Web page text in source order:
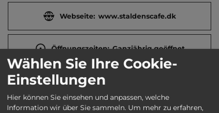
Webseite: www.staldenscafe.dk
Öffnungszeiten: Ganzjährig geöffnet
Telefon:
Wählen Sie Ihre Cookie-
Einstellungen
Hier können Sie einsehen und anpassen, welche
Information wir über Sie sammeln. Um mehr zu erfahren,